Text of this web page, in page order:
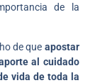
de la
de que apostar
al cuidado
vida de toda la